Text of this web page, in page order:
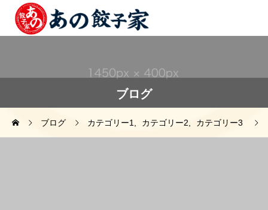
ブログ
ブログ カテゴリー1 カテゴリー2 カテゴリー3